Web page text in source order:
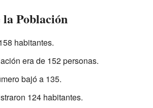
Población
habitantes.
era de 152 personas.
bajó a 135.
124 habitantes.